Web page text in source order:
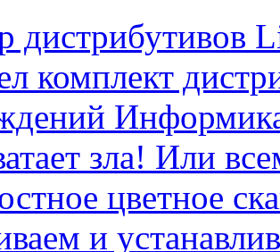
дистрибутивов
комплект
зла! Или
цветное
и